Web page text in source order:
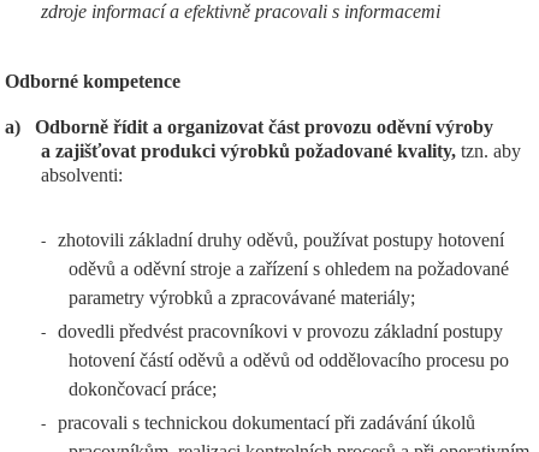
zdroje informací a efektivně pracovali s informacemi
Odborné kompetence
a)
Odborně řídit a organizovat část provozu oděvní výroby
a zajišťovat produkci výrobků požadované kvality, tzn. aby
absolventi:
-
zhotovili základní druhy oděvů, používat postupy hotovení
oděvů a oděvní stroje a zařízení s ohledem na požadované
parametry výrobků a zpracovávané materiály;
-
dovedli předvést pracovníkovi v provozu základní postupy
hotovení částí oděvů a oděvů od oddělovacího procesu po
dokončovací práce;
-
pracovali s technickou dokumentací při zadávání úkolů